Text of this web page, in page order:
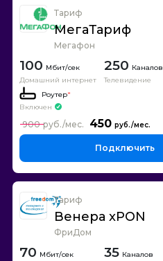
Тариф
МегаТариф
Мегафон
100
Домашний интернет
250 Каналов
Телевидение
Роутер*
Включен
450
900
Подключить
Тариф
Венера xPON
ФриДом
70 35 Каналов